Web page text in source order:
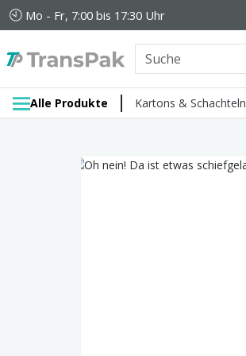
Mo - Fr, 7:00 bis 17:30 Uhr
Alle Produkte Kartons & Schachteln